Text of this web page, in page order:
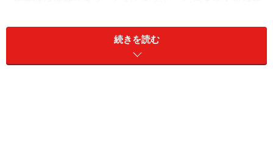
に時間を割けないと思う。どのくらいの数を、どのくら
いのタイミングで絞ればいいんでしょうか？」
続きを読む